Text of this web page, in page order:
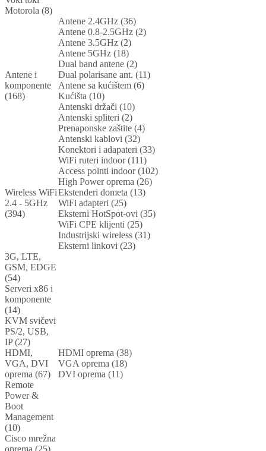
Motorola (8)
Antene i
komponente
(168)
Antene 2.4GHz (36)
Antene 0.8-2.5GHz (2)
Antene 3.5GHz (2)
Antene 5GHz (18)
Dual band antene (2)
Dual polarisane ant. (11)
Antene sa kućištem (6)
Kućišta (10)
Antenski držači (10)
Antenski spliteri (2)
Prenaponske zaštite (4)
Antenski kablovi (32)
Konektori i adapateri (33)
Wireless WiFi
2.4 - 5GHz
(394)
WiFi ruteri indoor (111)
Access pointi indoor (102)
High Power oprema (26)
Ekstenderi dometa (13)
WiFi adapteri (25)
Eksterni HotSpot-ovi (35)
WiFi CPE klijenti (25)
Industrijski wireless (31)
Eksterni linkovi (23)
3G, LTE,
GSM, EDGE
(54)
Serveri x86 i
komponente
(14)
KVM svičevi
PS/2, USB,
IP (27)
HDMI,
VGA, DVI
oprema (67)
HDMI oprema (38)
VGA oprema (18)
DVI oprema (11)
Remote
Power &
Boot
Management
(10)
Cisco mrežna